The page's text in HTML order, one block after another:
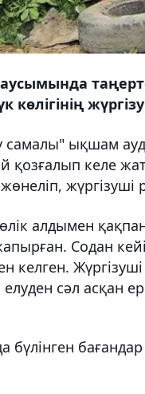
көлігінің
самалы" ықшам
қозғалып келе
алдымен
Содан
келген.
сәл асқан
бүлінген